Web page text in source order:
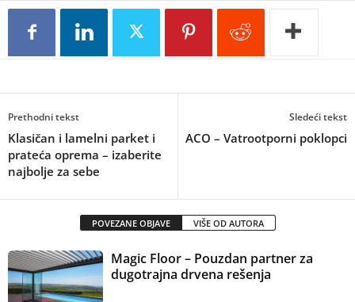
Prethodni tekst
Klasičan i lamelni parket i
prateća oprema – izaberite
najbolje za sebe
Sledeći tekst
ACO – Vatrootporni poklopci
POVEZANE OBJAVE VIŠE OD AUTORA
Magic Floor – Pouzdan partner za
dugotrajna drvena rešenja